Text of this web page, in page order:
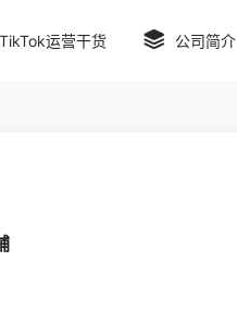
TikTok运营干货 公司简介